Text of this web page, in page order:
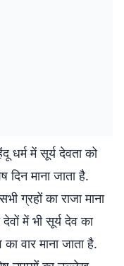
धर्म में सूर्य देवता को
दिन माना जाता है.
ग्रहों का राजा माना
में भी सूर्य देव का
वार माना जाता है.